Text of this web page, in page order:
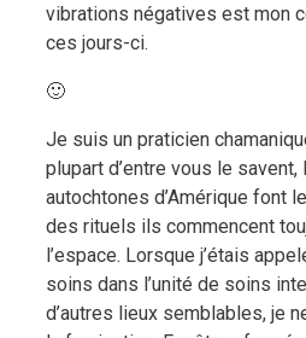
vibrations négatives est mon
ces jours-ci.
🙂
Je suis un praticien
plupart d’entre vous le
autochtones d’Amérique font
des rituels ils commencent
l’espace. Lorsque j’étais
soins dans l’unité de soins
d’autres lieux semblables, je